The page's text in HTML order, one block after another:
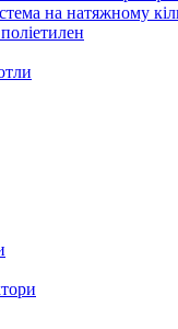
на натяжному